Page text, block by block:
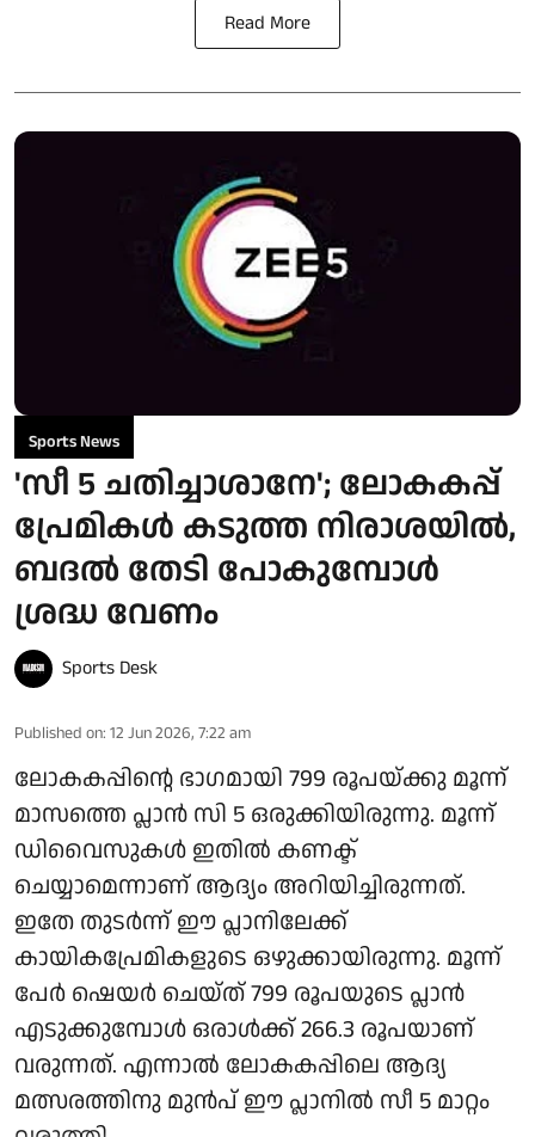
Read More
Sports News
'സീ 5 ചതിച്ചാശാനേ'; ലോകകപ്പ്
പ്രേമികൾ കടുത്ത നിരാശയിൽ,
ബദൽ തേടി പോകുമ്പോൾ
ശ്രദ്ധ വേണം
Sports Desk
Published on: 12 Jun 2026, 7:22 am
ലോകകപ്പിന്റെ ഭാഗമായി 799 രൂപയ്ക്കു മൂന്ന്
മാസത്തെ പ്ലാൻ സി 5 ഒരുക്കിയിരുന്നു. മൂന്ന്
ഡിവൈസുകൾ ഇതിൽ കണക്ട്
ചെയ്യാമെന്നാണ് ആദ്യം അറിയിച്ചിരുന്നത്.
ഇതേ തുടർന്ന് ഈ പ്ലാനിലേക്ക്
കായികപ്രേമികളുടെ ഒഴുക്കായിരുന്നു. മൂന്ന്
പേർ ഷെയർ ചെയ്ത് 799 രൂപയുടെ പ്ലാൻ
എടുക്കുമ്പോൾ ഒരാൾക്ക് 266.3 രൂപയാണ്
വരുന്നത്. എന്നാൽ ലോകകപ്പിലെ ആദ്യ
മത്സരത്തിനു മുൻപ് ഈ പ്ലാനിൽ സീ 5 മാറ്റം